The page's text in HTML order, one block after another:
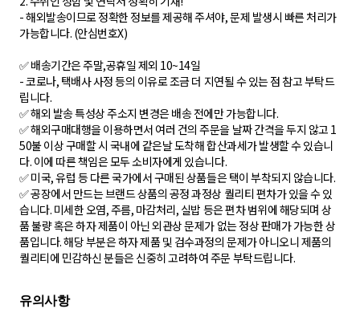
- 해외발송이므로 정확한 정보를 제공해 주셔야, 문제 발생시 빠른 처리가
가능합니다. (안심번호X)
✅ 배송기간은 주말,공휴일 제외 10~14일
- 코로나, 택배사 사정 등의 이유로 조금 더 지연될 수 있는 점 참고 부탁드
립니다.
✅ 해외 발송 특성상 주소지 변경은 배송 전에만 가능합니다.
✅ 해외구매대행을 이용하면서 여러 건의 주문을 날짜 간격을 두지 않고 1
50불 이상 구매할 시 국내에 같은날 도착해 합산과세가 발생할 수 있습니
다. 이에 따른 책임은 모두 소비자에게 있습니다.
✅ 미국, 유럽 등 다른 국가에서 구매된 상품들은 택이 부착되지 않습니다.
✅ 공장에서 만드는 브랜드 상품의 공정 과정상 퀄리티 편차가 있을 수 있
습니다. 미세한 오염, 주름, 마감처리, 실밥 등은 편차 범위에 해당되며 상
품 불량 혹은 하자 제품이 아닌 외관상 문제가 없는 정상 판매가 가능한 상
품입니다. 해당 부분은 하자 제품 및 검수과정의 문제가 아니오니 제품의
유의사항